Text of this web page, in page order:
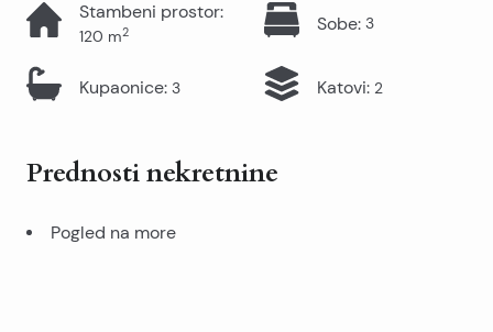
Stambeni prostor:
120 m2 Sobe: 3
Kupaonice: 3 Katovi: 2
Prednosti nekretnine
Pogled na more